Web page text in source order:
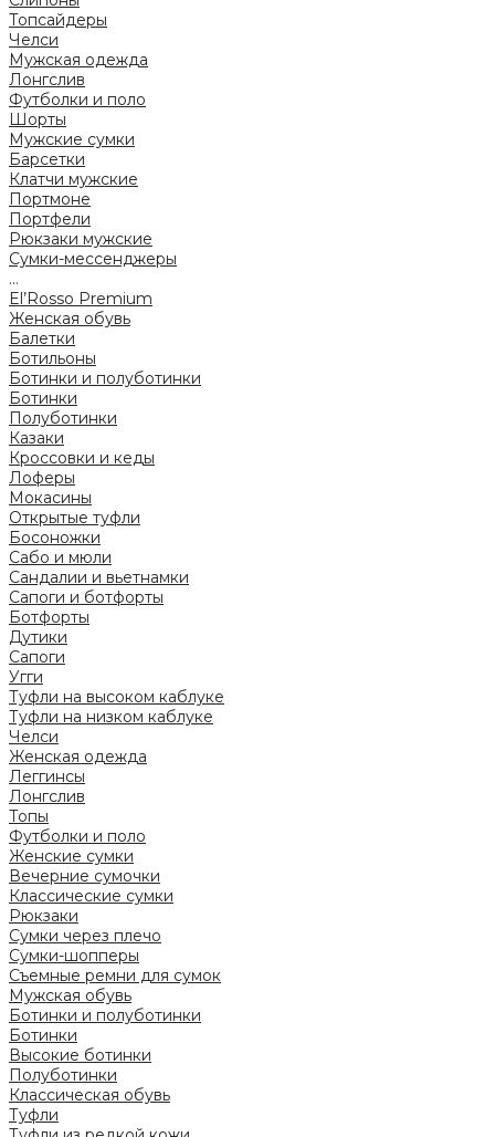
Топсайдеры
Челси
Мужская одежда
Лонгслив
Футболки и поло
Шорты
Мужские сумки
Барсетки
Клатчи мужские
Портмоне
Портфели
Рюкзаки мужские
Сумки-мессенджеры
...
El’Rosso Premium
Женская обувь
Балетки
Ботильоны
Ботинки и полуботинки
Ботинки
Полуботинки
Казаки
Кроссовки и кеды
Лоферы
Мокасины
Открытые туфли
Босоножки
Сабо и мюли
Сандалии и вьетнамки
Сапоги и ботфорты
Ботфорты
Дутики
Сапоги
Угги
Туфли на высоком каблуке
Туфли на низком каблуке
Челси
Женская одежда
Леггинсы
Лонгслив
Топы
Футболки и поло
Женские сумки
Вечерние сумочки
Классические сумки
Рюкзаки
Сумки через плечо
Сумки-шопперы
Съемные ремни для сумок
Мужская обувь
Ботинки и полуботинки
Ботинки
Высокие ботинки
Полуботинки
Классическая обувь
Туфли